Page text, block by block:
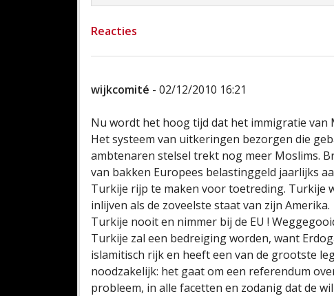
Reacties
wijkcomité - 02/12/2010 16:21
Nu wordt het hoog tijd dat het immigratie
Het systeem van uitkeringen bezorgen die
ambtenaren stelsel trekt nog meer Moslims.
van bakken Europees belastinggeld jaarlijks
Turkije rijp te maken voor toetreding. Turkije
inlijven als de zoveelste staat van zijn Amerika.
Turkije nooit en nimmer bij de EU !
Turkije zal een bedreiging worden, want
islamitisch rijk en heeft een van de grootste
noodzakelijk: het gaat om een referendum
probleem, in alle facetten en zodanig dat de